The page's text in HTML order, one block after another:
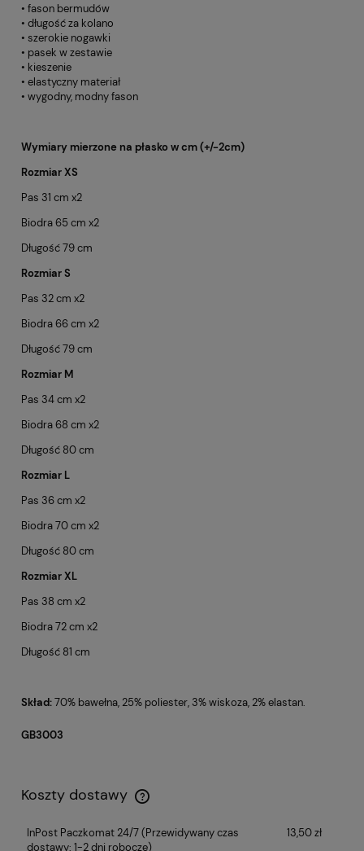
• fason bermudów
• długość za kolano
• szerokie nogawki
• pasek w zestawie
• kieszenie
• elastyczny materiał
• wygodny, modny fason
Wymiary mierzone na płasko w cm (+/-2cm)
Rozmiar XS
Pas 31 cm x2
Biodra 65 cm x2
Długość 79 cm
Rozmiar S
Pas 32 cm x2
Biodra 66 cm x2
Długość 79 cm
Rozmiar M
Pas 34 cm x2
Biodra 68 cm x2
Długość 80 cm
Rozmiar L
Pas 36 cm x2
Biodra 70 cm x2
Długość 80 cm
Rozmiar XL
Pas 38 cm x2
Biodra 72 cm x2
Długość 81 cm
Skład:70% bawełna, 25% poliester, 3% wiskoza, 2% elastan.
GB3003
Koszty dostawy
InPost Paczkomat 24/7(Przewidywany czas
dostawy: 1-2 dni robocze)
13,50 zł